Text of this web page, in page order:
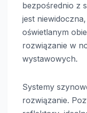
bezpośrednio z
jest
oświetlanym
rozwiązanie w
wystawowych.
Systemy
rozwiązanie.